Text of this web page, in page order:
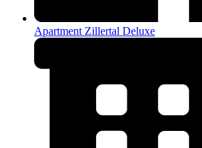
Apartment Zillertal Deluxe